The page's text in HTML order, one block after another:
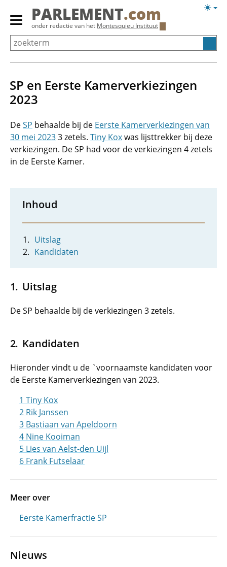
Overslaan
Primair
menu
tonen/verbergen
PARLEMENT.com
onder redactie van het Montesquieu Instituut
SP en Eerste Kamerverkiezingen
2023
DeSP behaalde bij de Eerste Kamerverkiezingen van
30 mei 20233 zetels. Tiny Koxwas lijsttrekker bij deze
verkiezingen. De SP had voor de verkiezingen 4 zetels
in de Eerste Kamer.
Inhoud
Uitslag
Kandidaten
Uitslag
De SP behaalde bij de verkiezingen 3 zetels.
Kandidaten
Hieronder vindt u de `voornaamste kandidaten voor
de Eerste Kamerverkiezingen van 2023.
1 Tiny Kox
2 Rik Janssen
3 Bastiaan van Apeldoorn
4 Nine Kooiman
5 Lies van Aelst-den Uijl
6 Frank Futselaar
Meer over
Eerste Kamerfractie SP
Nieuws